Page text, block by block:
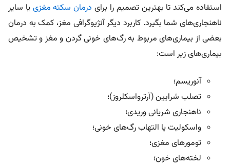
استفاده می‌کند تا بهترین تصمیم را برای درمان سکته مغزی یا سایر
ناهنجاری‌های شما بگیرد. کاربرد دیگر آنژیوگرافی مغز، کمک به درمان
بعضی از بیماری‌های مربوط به رگ‌های خونی گردن و مغز و تشخیص
بیماری‌های زیر است:
آنوریسم؛
تصلب شرایین (آرترواسکلروز)؛
ناهنجاری شریانی وریدی؛
واسکولیت یا التهاب رگ‌های خونی؛
تومورهای مغزی؛
لخته‌های خون؛